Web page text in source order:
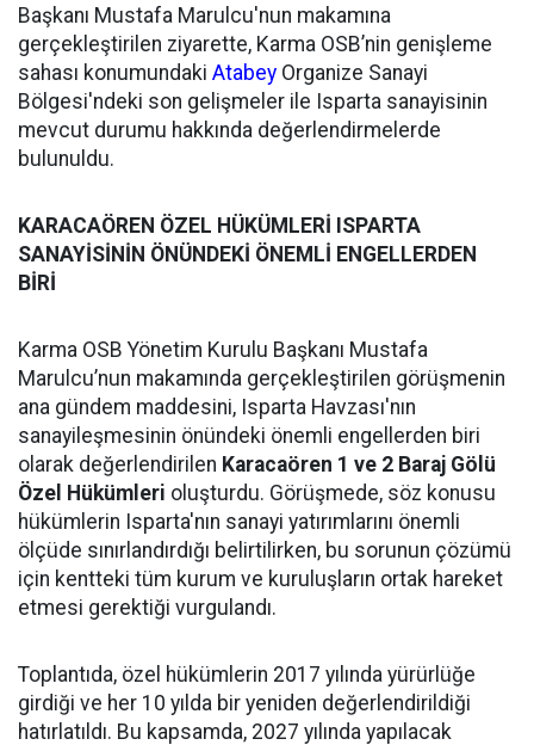
Başkanı Mustafa Marulcu'nun makamına
gerçekleştirilen ziyarette, Karma OSB’nin genişleme
sahası konumundaki Atabey Organize Sanayi
Bölgesi'ndeki son gelişmeler ile Isparta sanayisinin
mevcut durumu hakkında değerlendirmelerde
bulunuldu.
KARACAÖREN ÖZEL HÜKÜMLERİ ISPARTA
SANAYİSİNİN ÖNÜNDEKİ ÖNEMLİ ENGELLERDEN
BİRİ
Karma OSB Yönetim Kurulu Başkanı Mustafa
Marulcu’nun makamında gerçekleştirilen görüşmenin
ana gündem maddesini, Isparta Havzası'nın
sanayileşmesinin önündeki önemli engellerden biri
olarak değerlendirilen Karacaören 1 ve 2 Baraj Gölü
Özel Hükümleri oluşturdu. Görüşmede, söz konusu
hükümlerin Isparta'nın sanayi yatırımlarını önemli
ölçüde sınırlandırdığı belirtilirken, bu sorunun çözümü
için kentteki tüm kurum ve kuruluşların ortak hareket
etmesi gerektiği vurgulandı.
Toplantıda, özel hükümlerin 2017 yılında yürürlüğe
girdiği ve her 10 yılda bir yeniden değerlendirildiği
hatırlatıldı. Bu kapsamda, 2027 yılında yapılacak